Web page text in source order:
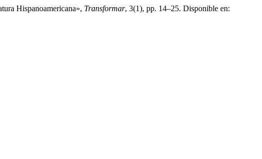
Hispanoamericana», Transformar, 3(1), pp. 14–25. Disponible en: